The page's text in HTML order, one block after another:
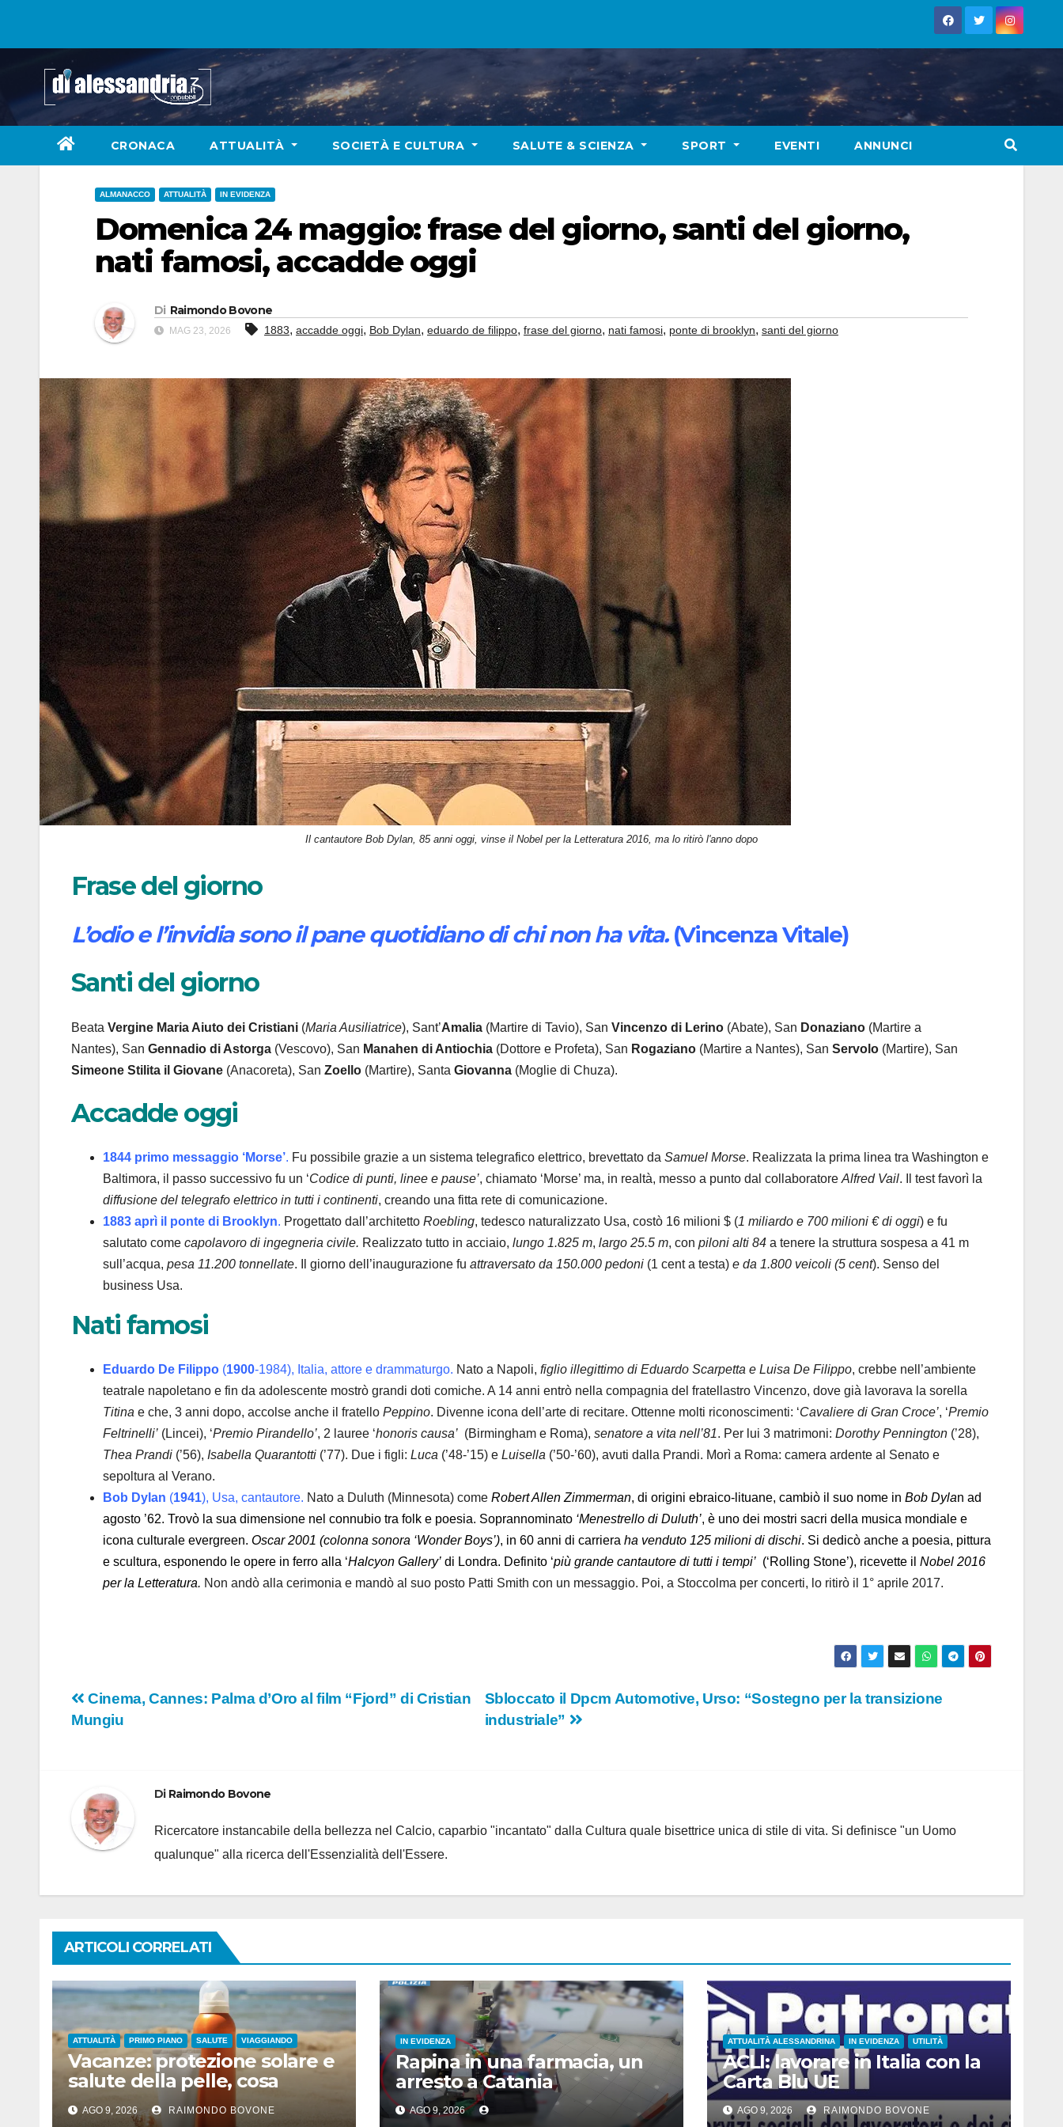
CRONACA ATTUALITÀ SOCIETÀ E CULTURA SALUTE & SCIENZA SPORT EVENTI ANNUNCI
ALMANACCO ATTUALITÀ IN EVIDENZA
Domenica 24 maggio: frase del giorno, santi del giorno,
nati famosi, accadde oggi
Di Raimondo Bovone
MAG 23, 2026 1883, accadde oggi, Bob Dylan, eduardo de filippo, frase del giorno, nati famosi, ponte di brooklyn, santi del giorno
Il cantautore Bob Dylan, 85 anni oggi, vinse il Nobel per la Letteratura 2016, ma lo ritirò l'anno dopo
Frase del giorno
L’odio e l’invidia sono il pane quotidiano di chi non ha vita.(Vincenza Vitale)
Santi del giorno
Beata Vergine Maria Aiuto dei Cristiani (Maria Ausiliatrice), Sant’Amalia (Martire di Tavio), San Vincenzo di Lerino (Abate), San Donaziano (Martire a
Nantes), San Gennadio di Astorga (Vescovo), San Manahen di Antiochia (Dottore e Profeta), San Rogaziano (Martire a Nantes), San Servolo (Martire), San
Simeone Stilita il Giovane (Anacoreta), San Zoello (Martire), Santa Giovanna (Moglie di Chuza).
Accadde oggi
1844 primo messaggio ‘Morse’. Fu possibile grazie a un sistema telegrafico elettrico, brevettato da Samuel Morse. Realizzata la prima linea tra Washington e
Baltimora, il passo successivo fu un ‘Codice di punti, linee e pause’, chiamato ‘Morse’ ma, in realtà, messo a punto dal collaboratore Alfred Vail. Il test favorì la
diffusione del telegrafo elettrico in tutti i continenti, creando una fitta rete di comunicazione.
1883 aprì il ponte di Brooklyn. Progettato dall’architetto Roebling, tedesco naturalizzato Usa, costò 16 milioni $ (1 miliardo e 700 milioni € di oggi) e fu
salutato come capolavoro di ingegneria civile. Realizzato tutto in acciaio, lungo 1.825 m, largo 25.5 m, con piloni alti 84 a tenere la struttura sospesa a 41 m
sull’acqua, pesa 11.200 tonnellate. Il giorno dell’inaugurazione fu attraversato da 150.000 pedoni (1 cent a testa) e da 1.800 veicoli (5 cent). Senso del
business Usa.
Nati famosi
Eduardo De Filippo (1900-1984), Italia, attore e drammaturgo. Nato a Napoli, figlio illegittimo di Eduardo Scarpetta e Luisa De Filippo, crebbe nell’ambiente
teatrale napoletano e fin da adolescente mostrò grandi doti comiche. A 14 anni entrò nella compagnia del fratellastro Vincenzo, dove già lavorava la sorella
Titina e che, 3 anni dopo, accolse anche il fratello Peppino. Divenne icona dell’arte di recitare. Ottenne molti riconoscimenti: ‘Cavaliere di Gran Croce’, ‘Premio
Feltrinelli’ (Lincei), ‘Premio Pirandello’, 2 lauree ‘honoris causa’ (Birmingham e Roma), senatore a vita nell’81. Per lui 3 matrimoni: Dorothy Pennington (’28),
Thea Prandi (’56), Isabella Quarantotti (’77). Due i figli: Luca (’48-’15) e Luisella (’50-’60), avuti dalla Prandi. Morì a Roma: camera ardente al Senato e
sepoltura al Verano.
Bob Dylan (1941), Usa, cantautore. Nato a Duluth (Minnesota) come Robert Allen Zimmerman, di origini ebraico-lituane, cambiò il suo nome in Bob Dylan ad
agosto ’62. Trovò la sua dimensione nel connubio tra folk e poesia. Soprannominato ‘Menestrello di Duluth’, è uno dei mostri sacri della musica mondiale e
icona culturale evergreen. Oscar 2001 (colonna sonora ‘Wonder Boys’), in 60 anni di carriera ha venduto 125 milioni di dischi. Si dedicò anche a poesia, pittura
e scultura, esponendo le opere in ferro alla ‘Halcyon Gallery’ di Londra. Definito ‘più grande cantautore di tutti i tempi’ (‘Rolling Stone’), ricevette il Nobel 2016
per la Letteratura. Non andò alla cerimonia e mandò al suo posto Patti Smith con un messaggio. Poi, a Stoccolma per concerti, lo ritirò il 1° aprile 2017.
Navigazione
articoli
Sbloccato il Dpcm Automotive, Urso: “Sostegno per la transizione
industriale”
Cinema, Cannes: Palma d’Oro al film “Fjord” di Cristian
Mungiu
Di Raimondo Bovone
Ricercatore instancabile della bellezza nel Calcio, caparbio "incantato" dalla Cultura quale bisettrice unica di stile di vita. Si definisce "un Uomo
qualunque" alla ricerca dell'Essenzialità dell'Essere.
ARTICOLI CORRELATI
ATTUALITÀ PRIMO PIANO SALUTE VIAGGIANDO
Vacanze: protezione solare e
salute della pelle, cosa
dicono le evidenze
scientifiche
AGO 9, 2026 RAIMONDO BOVONE
IN EVIDENZA
Rapina in una farmacia, un
arresto a Catania
AGO 9, 2026
ATTUALITÀ ALESSANDRINA IN EVIDENZA UTILITÀ
ACLI: lavorare in Italia con la
Carta Blu UE
AGO 9, 2026 RAIMONDO BOVONE